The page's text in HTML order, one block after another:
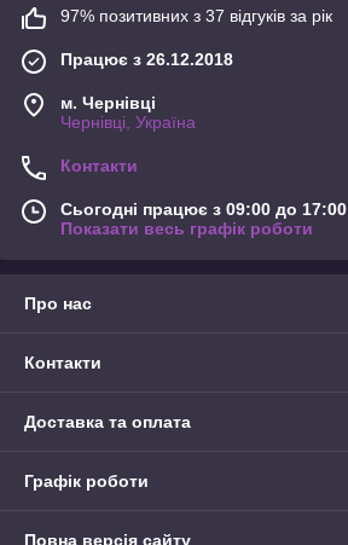
97% позитивних з 37 відгуків за рік
Працює з 26.12.2018
м. Чернівці
Чернівці, Україна
Контакти
Сьогодні працює з 09:00 до 17:00
Показати весь графік роботи
Про нас
Контакти
Доставка та оплата
Графік роботи
Повна версія сайту